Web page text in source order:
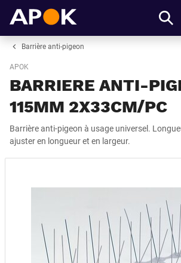
Barrière anti-pigeon
APOK
BARRIERE ANTI-
115MM 2X33CM/PC
Barrière anti-pigeon à usage universel.
ajuster en longueur et en largeur.